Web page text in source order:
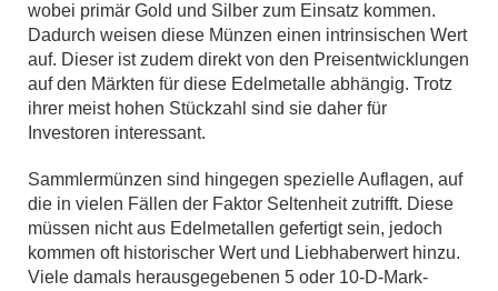
wobei primär Gold und Silber zum Einsatz kommen.
Dadurch weisen diese Münzen einen intrinsischen Wert
auf. Dieser ist zudem direkt von den Preisentwicklungen
auf den Märkten für diese Edelmetalle abhängig. Trotz
ihrer meist hohen Stückzahl sind sie daher für
Investoren interessant.
Sammlermünzen sind hingegen spezielle Auflagen, auf
die in vielen Fällen der Faktor Seltenheit zutrifft. Diese
müssen nicht aus Edelmetallen gefertigt sein, jedoch
kommen oft historischer Wert und Liebhaberwert hinzu.
Viele damals herausgegebenen 5 oder 10-D-Mark-